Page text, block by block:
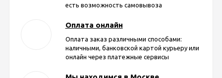
есть возможность самовывоза
Оплата онлайн
Оплата заказ различными способами:
наличными, банковской картой курьеру или
онлайн через платежные сервисы